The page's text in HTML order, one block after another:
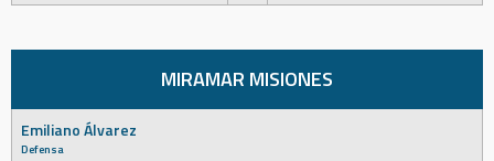
MIRAMAR MISIONES
Emiliano Álvarez
Defensa